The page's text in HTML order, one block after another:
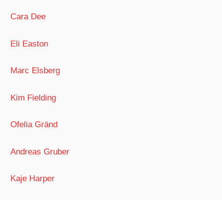
Cara Dee
Eli Easton
Marc Elsberg
Kim Fielding
Ofelia Gränd
Andreas Gruber
Kaje Harper